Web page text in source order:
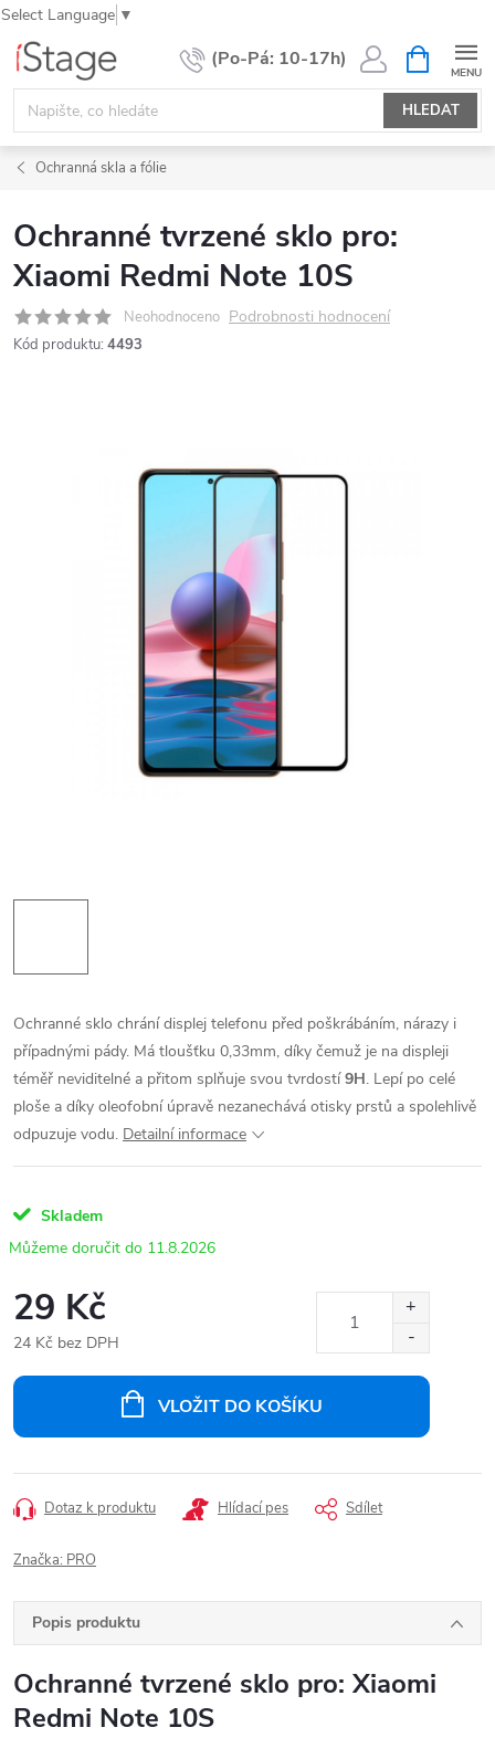
Select Language ▼
Přejít
obsah
HLEDAT
NÁKUPNÍ
KOŠÍK
Ochranná skla a fólie
Ochranné tvrzené sklo pro:
Xiaomi Redmi Note 10S
Neohodnoceno Podrobnosti hodnocení
Kód produktu: 4493
Ochranné sklo chrání displej telefonu před poškrábáním, nárazy i
případnými pády. Má tloušťku 0,33mm, díky čemuž je na displeji
téměř neviditelné a přitom splňuje svou tvrdostí9H. Lepí po celé
ploše a díky oleofobní úpravě nezanechává otisky prstů a spolehlivě
odpuzuje vodu. Detailní informace
Skladem
11.8.2026
29 Kč
24 Kč bez DPH
VLOŽIT DO KOŠÍKU
Dotaz k produktu Hlídací pes Sdílet
Značka: PRO
Popis produktu
Ochranné tvrzené sklo pro: Xiaomi
Redmi Note 10S